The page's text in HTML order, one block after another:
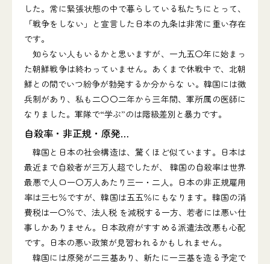
した。常に緊張状態の中で暮らしている私たちにとって、
「戦争をしない」と宣言した日本の九条は非常に重い存在
です。
知らない人もいるかと思いますが、一九五〇年に始まっ
た朝鮮戦争は終わっていません。あくまで休戦中で、北朝
鮮との間でいつ紛争が勃発するか分からな い。韓国には徴
兵制があり、私も二〇〇二年から三年間、軍所属の医師に
なりました。軍隊で“学ぶ”のは階級差別と暴力です。
自殺率・非正規・原発…
韓国と日本の社会構造は、驚くほど似ています。日本は
最近まで自殺者が三万人超でしたが、 韓国の自殺率は世界
最悪で人口一〇万人あたり三一・二人。日本の非正規雇用
率は三七％ですが、韓国は五五％にもなります。韓国の消
費税は一〇％で、法人税 を減税する一方、若者には悪い仕
事しかありません。日本政府がすすめる派遣法改悪も心配
です。日本の悪い政策が見習われるかもしれません。
韓国には原発が二三基あり、新たに一三基を造る予定で